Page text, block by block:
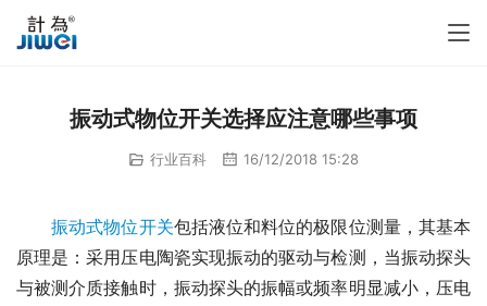
振动式物位开关选择应注意哪些事项
行业百科 16/12/2018 15:28
振动式物位开关包括液位和料位的极限位测量，其基本
原理是：采用压电陶瓷实现振动的驱动与检测，当振动探头
与被测介质接触时，振动探头的振幅或频率明显减小，压电